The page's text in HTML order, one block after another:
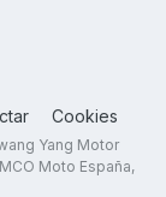
Cookies
Yang Motor
Moto España,